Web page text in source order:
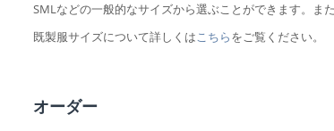
SMLなどの一般的なサイズから選ぶことができます。ま
既製服サイズについて詳しくはこちらをご覧ください。
オーダー